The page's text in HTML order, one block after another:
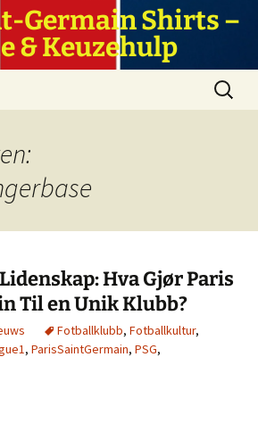
Germain Shirts –
& Keuzehulp
Zoeken
naar:
Hva Gjør Paris
Til en Unik Klubb?
Fotballklubb, Fotballkultur,
, ParisSaintGermain, PSG,